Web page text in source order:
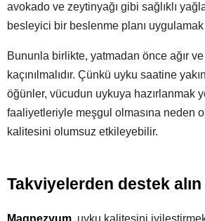
avokado ve zeytinyağı gibi sağlıklı
besleyici bir beslenme planı
Bununla birlikte, yatmadan önce ağır
kaçınılmalıdır. Çünkü uyku saatine
öğünler, vücudun uykuya hazırlanmak
faaliyetleriyle meşgul olmasına neden
kalitesini olumsuz etkileyebilir.
Takviyelerden destek alın